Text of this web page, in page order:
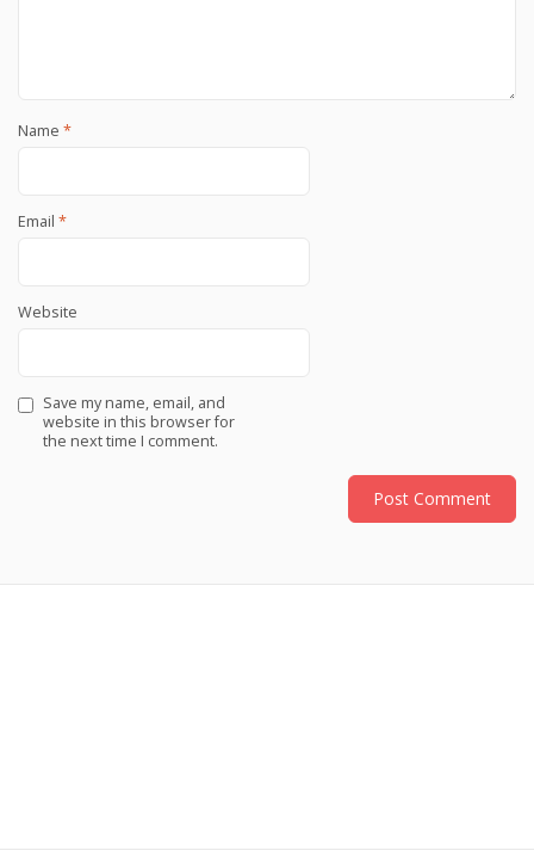
Name *
Email *
Website
Save my name, email, and
website in this browser for
the next time I comment.